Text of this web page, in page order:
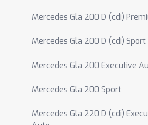
Mercedes Gla 200 D (cdi)
Mercedes Gla 200 D (cdi) Sport
Mercedes Gla 200 Executive
Mercedes Gla 200 Sport
Mercedes Gla 220 D (cdi)